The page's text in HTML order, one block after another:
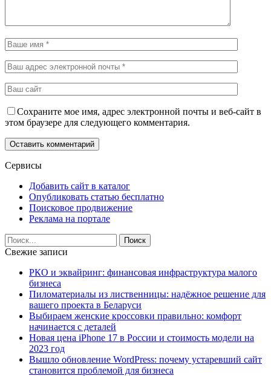
Сохраните мое имя, адрес электронной почты и веб-сайт в
этом браузере для следующего комментария.
Сервисы
Добавить сайт в каталог
Опубликовать статью бесплатно
Поисковое продвижение
Реклама на портале
Свежие записи
РКО и эквайринг: финансовая инфраструктура малого
бизнеса
Пиломатериалы из лиственницы: надёжное решение для
вашего проекта в Беларуси
Выбираем женские кроссовки правильно: комфорт
начинается с деталей
Новая цена iPhone 17 в России и стоимость модели на
2023 год
Вышло обновление WordPress: почему устаревший сайт
становится проблемой для бизнеса